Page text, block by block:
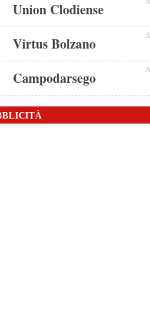
Union Clodiense
Virtus Bolzano
Campodarsego